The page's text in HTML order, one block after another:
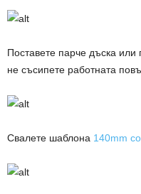
Поставете парче дъска
не съсипете работната
Свалете шаблона 140mm